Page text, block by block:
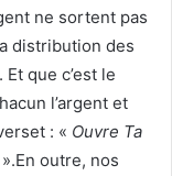
ne sortent pas
distribution des
que c’est le
l’argent et
: « Ouvre Ta
».En outre, nos